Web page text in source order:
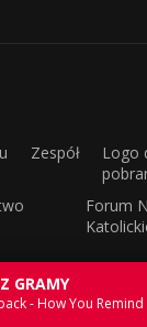
GRAMY
- How You Remind
Zespół
Logo
Forum